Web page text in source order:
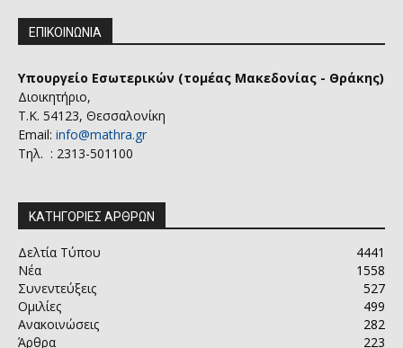
ΕΠΙΚΟΙΝΩΝΙΑ
Υπουργείο Εσωτερικών (τομέας Μακεδονίας - Θράκης)
Διοικητήριο,
Τ.Κ. 54123, Θεσσαλονίκη
Email: info@mathra.gr
Τηλ. : 2313-501100
ΚΑΤΗΓΟΡΙΕΣ ΑΡΘΡΩΝ
Δελτία Τύπου
4441
Νέα
1558
Συνεντεύξεις
527
Ομιλίες
499
Ανακοινώσεις
282
Άρθρα
223